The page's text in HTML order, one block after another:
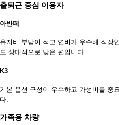
출퇴근 중심 이용자
아반떼
유지비 부담이 적고 연비가 우수해 직장
도 상대적으로 낮은 편입니다.
K3
기본 옵션 구성이 우수하고 가성비를 중
다.
가족용 차량